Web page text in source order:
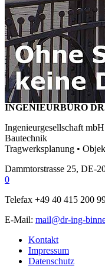
INGENIEURBÜRO
Ingenieurgesellschaft
Bautechnik
Tragwerksplanung •
Dammtorstrasse 25, DE-
0
Telefax +49 40 415 200
E-Mail: mail@dr-ing-
Kontakt
Impressum
Datenschutz